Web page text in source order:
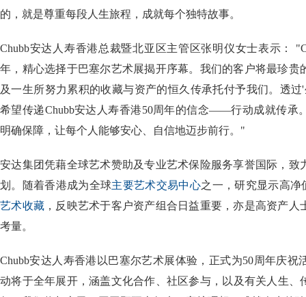
的，就是尊重每段人生旅程，成就每个独特故事。
Chubb安达人寿香港总裁暨北亚区主管区张明仪女士表示：
年，精心选择于巴塞尔艺术展揭开序幕。我们的客户将最珍贵
及一生所努力累积的收藏与资产的恒久传承托付予我们。透过'
希望传递Chubb安达人寿香港50周年的信念——行动成就传承
明确保障，让每个人能够安心、自信地迈步前行。"
安达集团凭藉全球艺术赞助及专业艺术保险服务享誉国际，致
划。随着香港成为全球主要艺术交易中心之一，研究显示高净
艺术收藏 ，反映艺术于客户资产组合日益重要，亦是高资产
考量。
Chubb安达人寿香港以巴塞尔艺术展体验，正式为50周年庆祝
动将于全年展开，涵盖文化合作、社区参与，以及有关人生、